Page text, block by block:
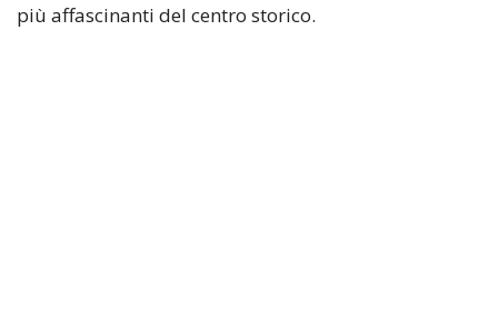
più affascinanti del centro storico.